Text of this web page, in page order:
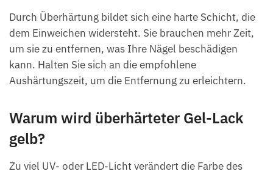
Durch Überhärtung bildet sich eine harte Schicht, die
dem Einweichen widersteht. Sie brauchen mehr Zeit,
um sie zu entfernen, was Ihre Nägel beschädigen
kann. Halten Sie sich an die empfohlene
Aushärtungszeit, um die Entfernung zu erleichtern.
Warum wird überhärteter Gel-Lack
gelb?
Zu viel UV- oder LED-Licht verändert die Farbe des